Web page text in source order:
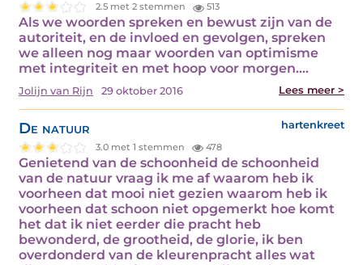
2.5 met 2 stemmen 513
Als we woorden spreken en bewust zijn van de
autoriteit, en de invloed en gevolgen, spreken
we alleen nog maar woorden van optimisme
met integriteit en met hoop voor morgen.…
Jolijn van Rijn 29 oktober 2016 Lees meer >
De natuur hartenkreet
3.0 met 1 stemmen 478
Genietend van de schoonheid de schoonheid
van de natuur vraag ik me af waarom heb ik
voorheen dat mooi niet gezien waarom heb ik
voorheen dat schoon niet opgemerkt hoe komt
het dat ik niet eerder die pracht heb
bewonderd, de grootheid, de glorie, ik ben
overdonderd van de kleurenpracht alles wat